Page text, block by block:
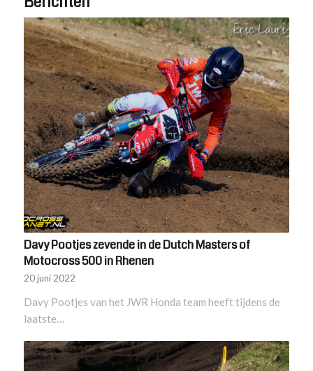
Davy Pootjes zevende in de Dutch Masters of
Motocross 500 in Rhenen
20 juni 2022
Davy Pootjes van het JWR Honda team heeft tijdens de
laatste…